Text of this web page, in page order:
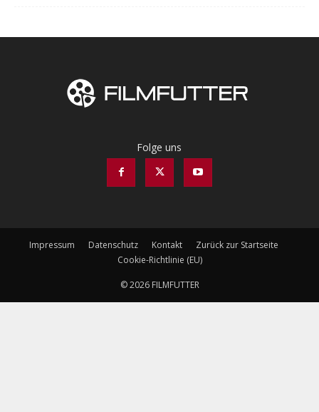
Folge uns
Impressum Datenschutz Kontakt
Zurück zur Startseite
Cookie-Richtlinie (EU)
© 2026 FILMFUTTER